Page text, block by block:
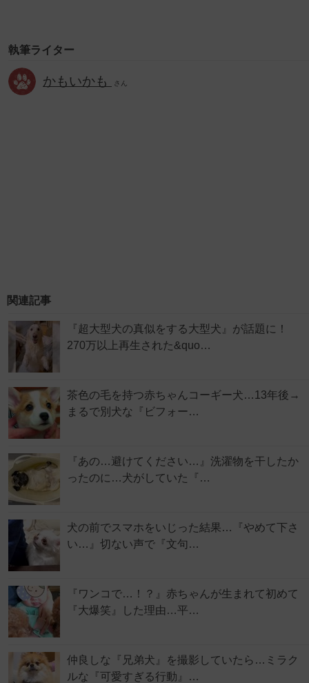
執筆ライター
かもいかも さん
関連記事
『超大型犬の真似をする大型犬』が話題に！
270万以上再生された&quo…
茶色の毛を持つ赤ちゃんコーギー犬…13年後→
まるで別犬な『ビフォー…
『あの…避けてください…』洗濯物を干したか
ったのに…犬がしていた『…
犬の前でスマホをいじった結果…『やめて下さ
い…』切ない声で『文句…
『ワンコで…！？』赤ちゃんが生まれて初めて
『大爆笑』した理由…平…
仲良しな『兄弟犬』を撮影していたら…ミラク
ルな『可愛すぎる行動』…